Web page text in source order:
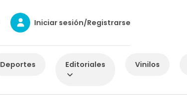
Iniciar sesión/Registrarse
Deportes Editoriales Vinilos